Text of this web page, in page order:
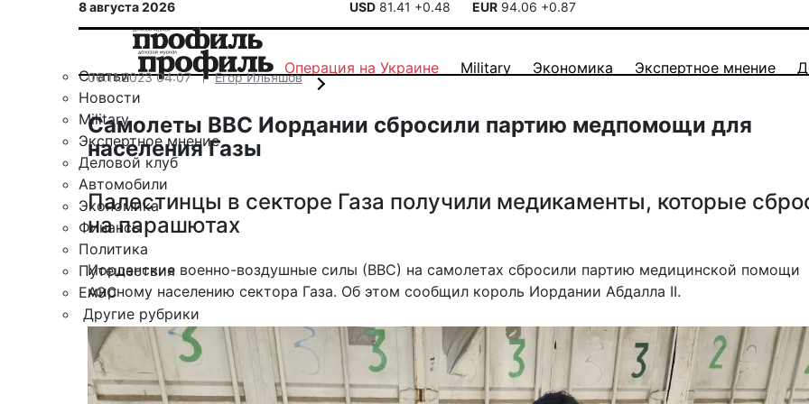
8 августа 2026 USD 81.41 +0.48 EUR 94.06 +0.87
Статьи
Новости
Military
Экспертное мнение
Деловой клуб
Автомобили
Экономика
Финансы
Политика
Путешествия
ЕАЭС
Другие рубрики
Спецпроект «Юрий Мамлеев»
Календарь событий
Зарубежье
Операция на Украине Military Экономика Экспертное мнение
06.11.2023 04:07 Егор Ильяшов
Самолеты ВВС Иордании сбросили партию медпомощи для
населения Газы
Палестинцы в секторе Газа получили медикаменты, которые
на парашютах
Иорданские военно-воздушные силы (ВВС) на самолетах сбросили партию медицинской помощи
мирному населению сектора Газа. Об этом сообщил король Иордании Абдалла II.